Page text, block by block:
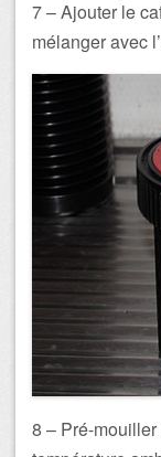
7 – Ajouter le
mélanger avec
8 – Pré-